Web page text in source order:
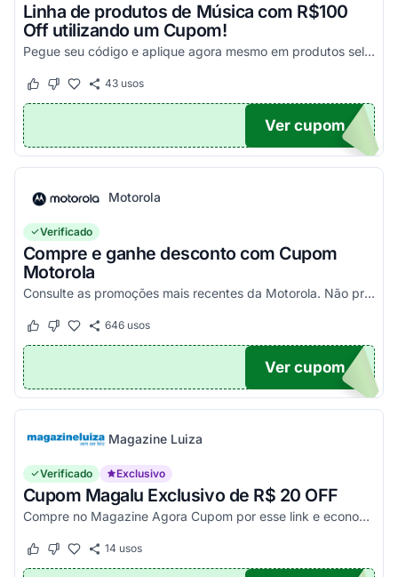
Linha de produtos de Música com R$100
Off utilizando um Cupom!
Pegue seu código e aplique agora mesmo em produtos selecionados para garantir seus descontos!
Este cupom funcionou
Este cupom não funcionou
43usos
100
Ver cupom
Motorola
Verificado
Compre e ganhe desconto com Cupom
Motorola
Consulte as promoções mais recentes da Motorola. Não precisa de cupom, descontos já aplicados no site.
Este cupom funcionou
Este cupom não funcionou
646usos
TICO
Ver cupom
Magazine Luiza
Verificado Exclusivo
Cupom Magalu Exclusivo de R$ 20 OFF
Compre no Magazine Agora Cupom por esse link e economize R$ 20 na compra de produtos acima de R$ 999 vendidos e entregues por Magazine Luiza. Economize!
Este cupom funcionou
Este cupom não funcionou
14 usos